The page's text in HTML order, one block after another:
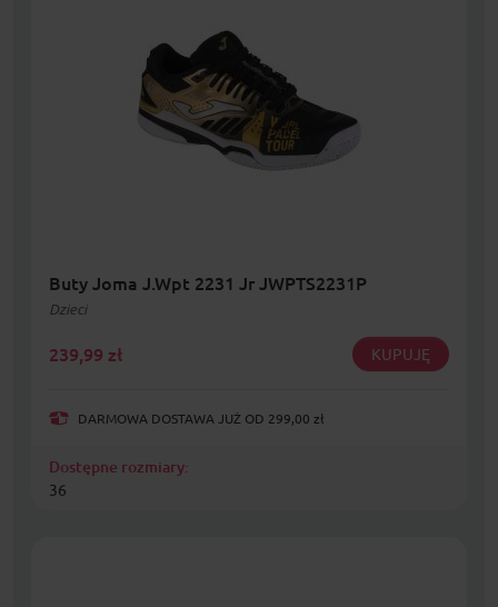
Buty Joma J.Wpt 2231 Jr JWPTS2231P
Dzieci
239,99 zł KUPUJĘ
DARMOWA DOSTAWA JUŻ OD 299,00 zł
Dostępne rozmiary:
36